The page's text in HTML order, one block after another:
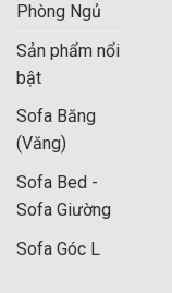
Phòng Ngủ
Sản phẩm nổi
bật
Sofa Băng
(Văng)
Sofa Bed -
Sofa Giường
Sofa Góc L